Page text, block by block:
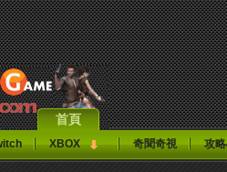
首頁
XBOX 奇聞奇視 攻